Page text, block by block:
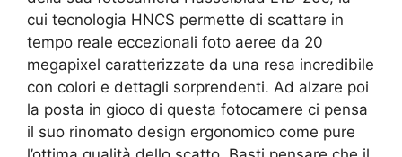
cui tecnologia HNCS permette di scattare in
tempo reale eccezionali foto aeree da 20
megapixel caratterizzate da una resa incredibile
con colori e dettagli sorprendenti. Ad alzare poi
la posta in gioco di questa fotocamere ci pensa
il suo rinomato design ergonomico come pure